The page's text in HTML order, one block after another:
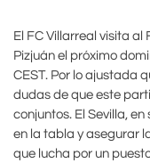
El FC Villarreal visita al
Pizjuán el próximo
CEST. Por lo ajustada
dudas de que este
conjuntos. El Sevilla,
en la tabla y asegurar
que lucha por un